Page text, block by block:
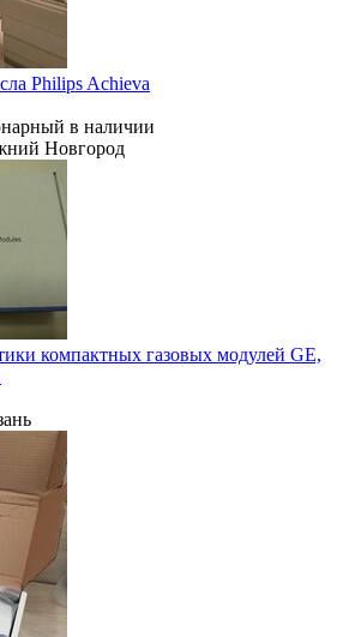
Philips Achieva
в наличии
Новгород
компактных газовых модулей GE,